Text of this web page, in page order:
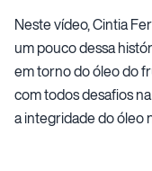
Neste vídeo, Cintia
um pouco dessa
em torno do óleo do
com todos desafios
a integridade do óleo